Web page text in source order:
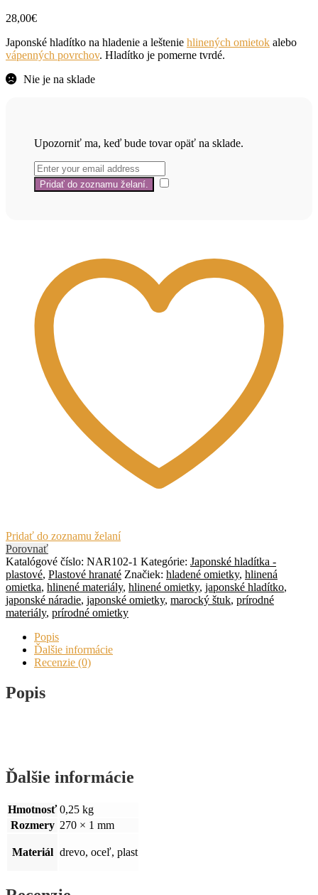
28,00€
Japonské hladítko na hladenie a leštenie hlinených omietok alebo
vápenných povrchov. Hladítko je pomerne tvrdé.
Nie je na sklade
Upozorniť ma, keď bude tovar opäť na sklade.
Pridať do zoznamu želaní
Porovnať
Katalógové číslo: NAR102-1 Kategórie: Japonské hladítka -
plastové, Plastové hranaté Značiek: hladené omietky, hlinená
omietka, hlinené materiály, hlinené omietky, japonské hladítko,
japonské náradie, japonské omietky, marocký štuk, prírodné
materiály, prírodné omietky
Popis
Ďalšie informácie
Recenzie (0)
Popis
Ďalšie informácie
Hmotnosť 0,25 kg
Rozmery 270 × 1 mm
Materiál drevo, oceľ, plast